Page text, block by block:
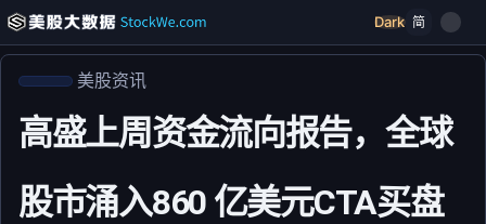
Dark 简
美股资讯
高盛上周资金流向报告，全球
股市涌入860 亿美元CTA买盘